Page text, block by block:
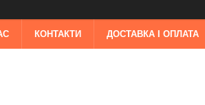
КОНТАКТИ ДОСТАВКА І ОПЛАТА